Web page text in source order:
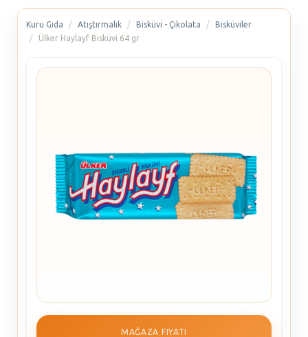
Kuru Gıda Atıştırmalık Bisküvi - Çikolata
Bisküviler
Ülker Haylayf Bisküvi 64 gr
MAĞAZA FIYATI